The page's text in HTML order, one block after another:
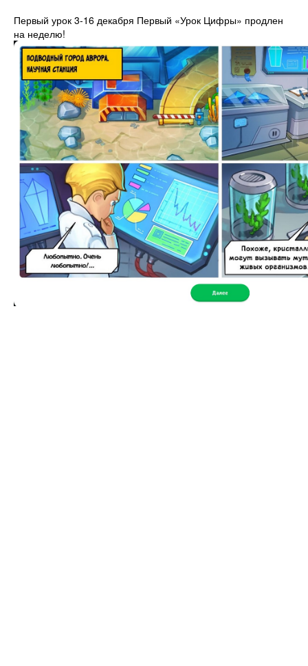
Первый урок 3-16 декабря Первый «Урок Цифры» продлен
на неделю!